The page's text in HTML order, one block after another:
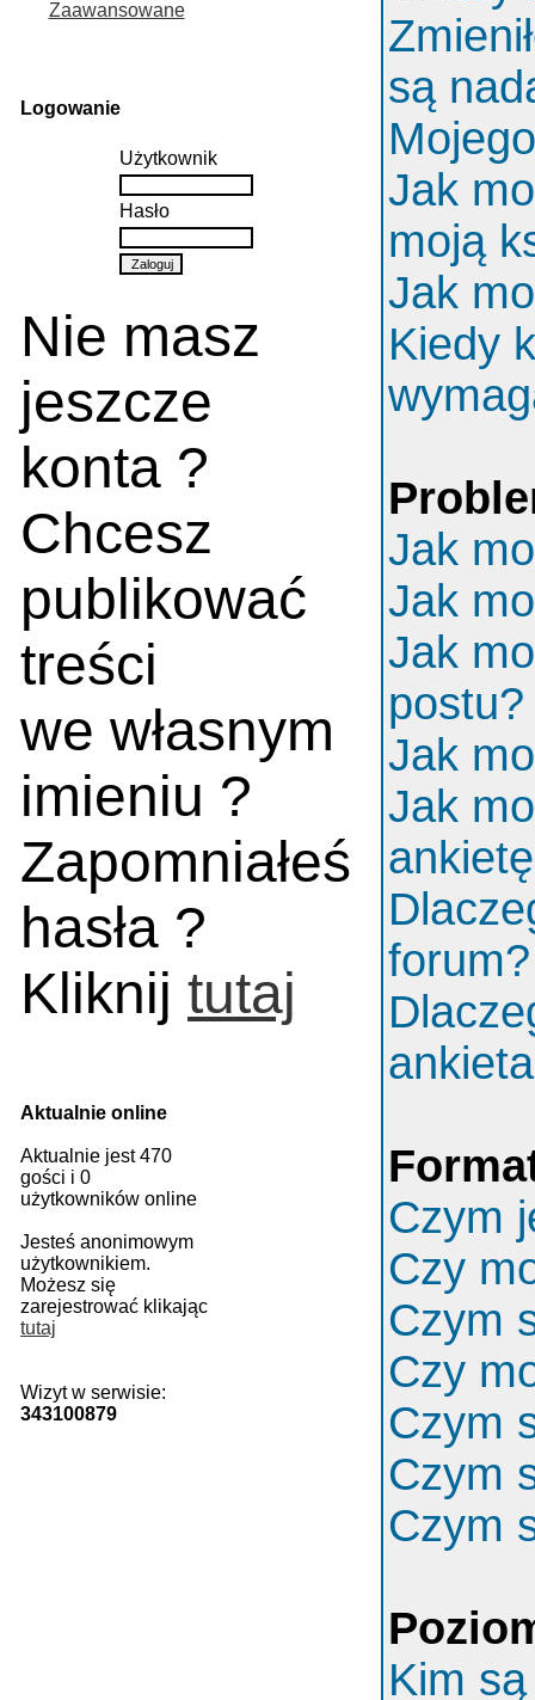
Zaawansowane
Logowanie
Użytkownik
Hasło
Nie masz
jeszcze
konta ?
Chcesz
publikować
treści
we własnym
imieniu ?
Zapomniałeś
hasła ?
Kliknij tutaj
Aktualnie online
Aktualnie jest 470
gości i 0
użytkowników online
Jesteś anonimowym
użytkownikiem.
Możesz się
zarejestrować klikając
tutaj
Wizyt w serwisie:
343100879
są
Jak
moją
Jak
Kiedy
Jak
Jak
Jak
postu?
Jak
Jak
forum?
Czym
Czy
Czym
Czy
Czym
Czym
Czym
Kim